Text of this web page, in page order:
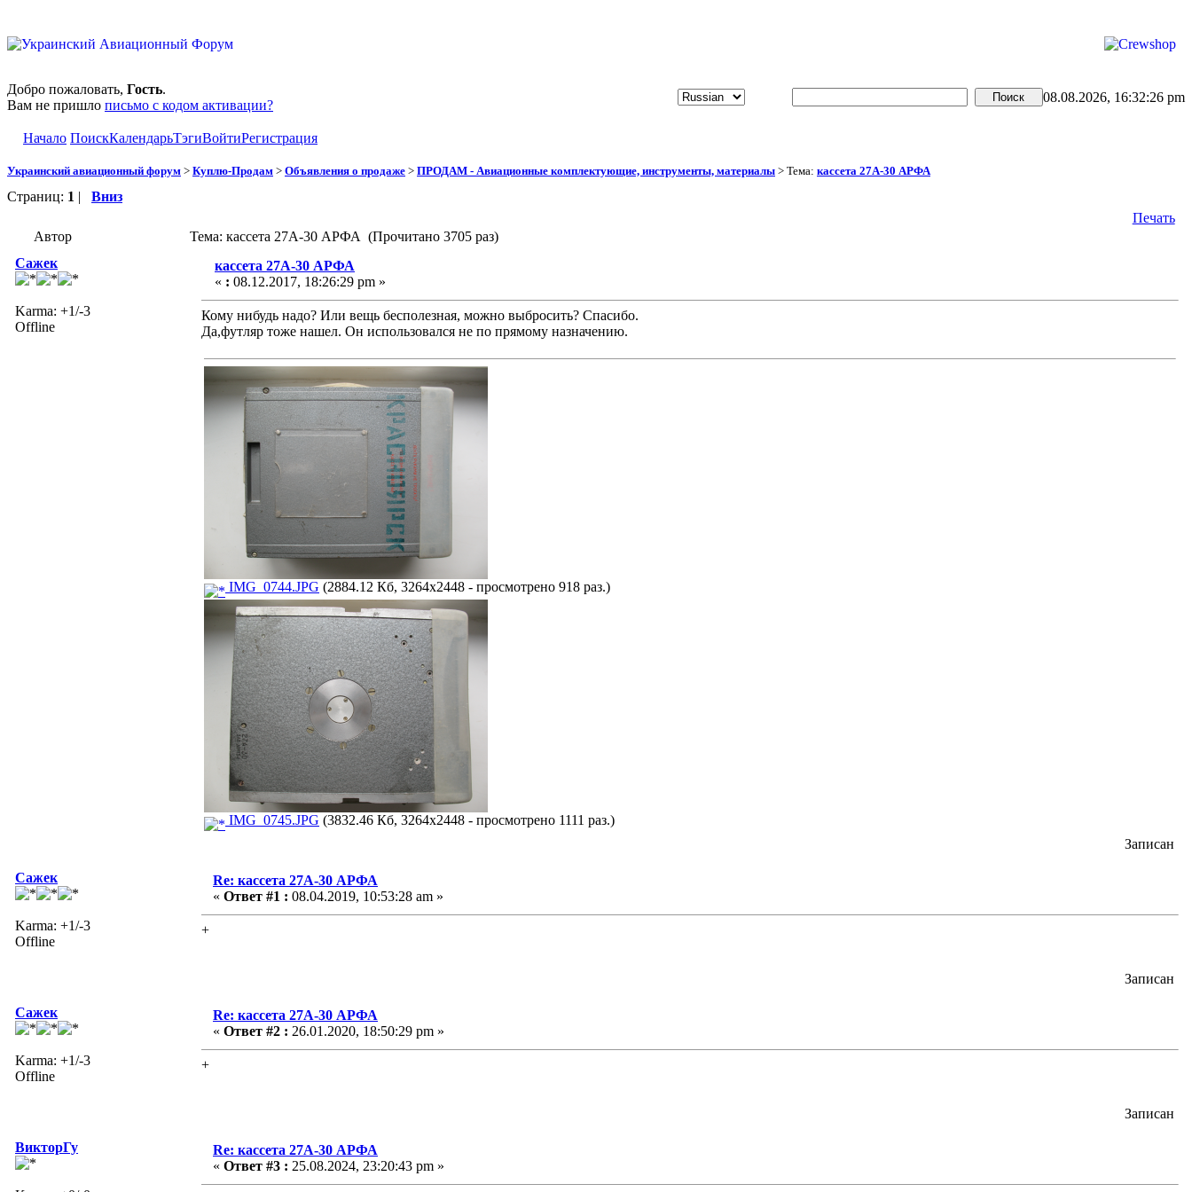
Добро пожаловать, Гость.
Вам не пришло письмо с кодом активации?
08.08.2026, 16:32:26 pm
Начало ПоискКалендарьТэгиВойтиРегистрация
Украинский авиационный форум > Куплю-Продам > Объявления о продаже > ПРОДАМ - Авиационные комплектующие, инструменты, материалы > Тема: кассета 27А-30 АРФА
Страниц: 1 | Вниз
Печать
Автор
Тема: кассета 27А-30 АРФА (Прочитано 3705 раз)
Сажек
Karma: +1/-3
Offline
кассета 27А-30 АРФА
« : 08.12.2017, 18:26:29 pm »
Кому нибудь надо? Или вещь бесполезная, можно выбросить? Спасибо.
Да,футляр тоже нашел. Он использовался не по прямому назначению.
IMG_0744.JPG (2884.12 Кб, 3264x2448 - просмотрено 918 раз.)
IMG_0745.JPG (3832.46 Кб, 3264x2448 - просмотрено 1111 раз.)
Записан
Сажек
Karma: +1/-3
Offline
Re: кассета 27А-30 АРФА
« Ответ #1 : 08.04.2019, 10:53:28 am »
+
Записан
Сажек
Karma: +1/-3
Offline
Re: кассета 27А-30 АРФА
« Ответ #2 : 26.01.2020, 18:50:29 pm »
+
Записан
ВикторГу
Re: кассета 27А-30 АРФА
« Ответ #3 : 25.08.2024, 23:20:43 pm »